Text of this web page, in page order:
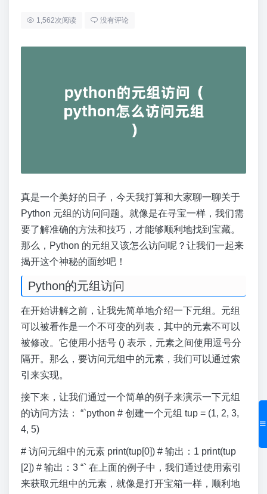
1,562次阅读 没有评论
真是一个美好的日子，今天我打算和大家聊一聊关于
Python 元组的访问问题。就像是在寻宝一样，我们需
要了解准确的方法和技巧，才能够顺利地找到宝藏。
那么，Python 的元组又该怎么访问呢？让我们一起来
揭开这个神秘的面纱吧！
Python的元组访问
在开始讲解之前，让我先简单地介绍一下元组。元组
可以被看作是一个不可变的列表，其中的元素不可以
被修改。它使用小括号 () 表示，元素之间使用逗号分
隔开。那么，要访问元组中的元素，我们可以通过索
引来实现。
接下来，让我们通过一个简单的例子来演示一下元组
的访问方法： “`python # 创建一个元组 tup = (1, 2, 3,
4, 5)
# 访问元组中的元素 print(tup[0]) # 输出：1 print(tup
[2]) # 输出：3 “` 在上面的例子中，我们通过使用索引
来获取元组中的元素，就像是打开宝箱一样，顺利地